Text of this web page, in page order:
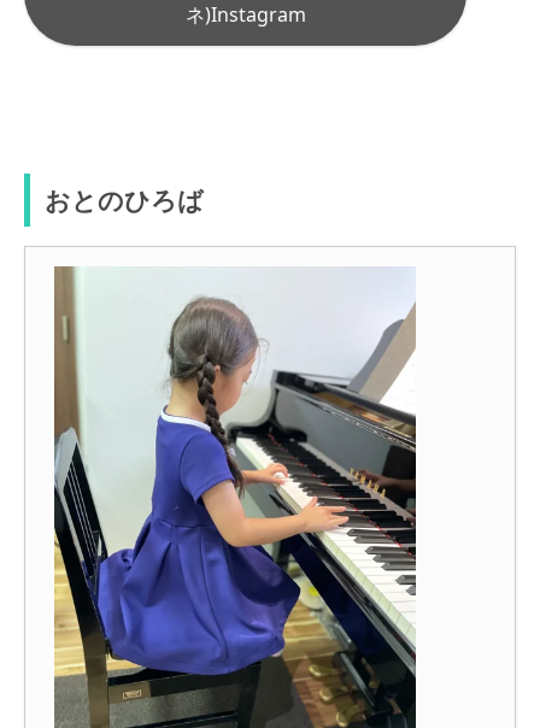
ネ)Instagram
おとのひろば